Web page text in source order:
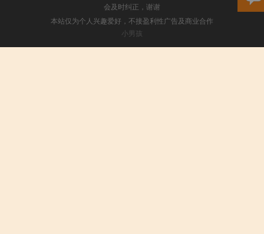
会及时纠正，谢谢
本站仅为个人兴趣爱好，不接盈利性广告及商业合作
小男孩